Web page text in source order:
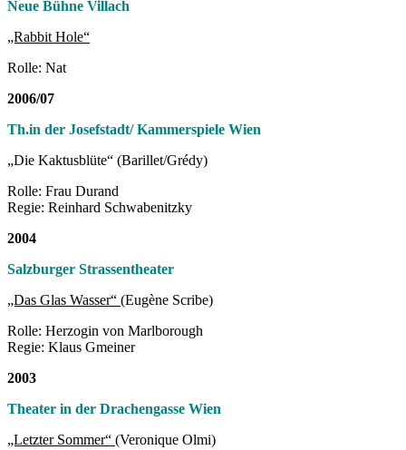
Neue Bühne Villach
„Rabbit Hole“
Rolle: Nat
2006/07
Th.in der Josefstadt/ Kammerspiele Wien
„Die Kaktusblüte“ (Barillet/Grédy)
Rolle: Frau Durand
Regie: Reinhard Schwabenitzky
2004
Salzburger Strassentheater
„Das Glas Wasser“ (Eugène Scribe)
Rolle: Herzogin von Marlborough
Regie: Klaus Gmeiner
2003
Theater in der Drachengasse Wien
„Letzter Sommer“ (Veronique Olmi)